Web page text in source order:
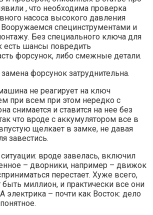
, что необходима проверка
насоса высокого давления
специнструментами и
Без специального ключа для
есть шансы повредить
форсунок, либо смежные детали.
форсунок затруднительна.
не реагирует на ключ
при всем при этом нередко с
снимается и ставится на нее без
что вроде с аккумулятором все в
щелкает в замке, не давая
завестись.
вроде завелась, включил
– дворники, например – движок
перестает. Хуже всего,
миллион, и практически все они
электрика – почти как Восток: дело